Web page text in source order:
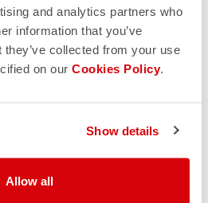
and analytics partners who
information that you’ve
collected from your use
on our Cookies Policy.
Show details
Allow all